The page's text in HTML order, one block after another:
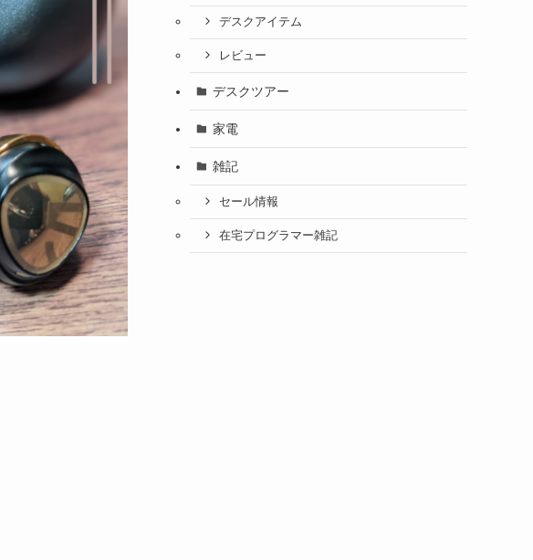
デスクアイテム
レビュー
デスクツアー
家電
雑記
セール情報
在宅プログラマー雑記